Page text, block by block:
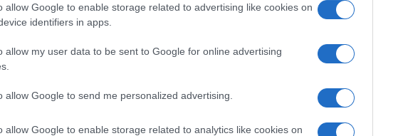
allow Google to enable storage related to advertising like cookies on
identifiers in apps.
allow my user data to be sent to Google for online advertising
allow Google to send me personalized advertising.
allow Google to enable storage related to analytics like cookies on